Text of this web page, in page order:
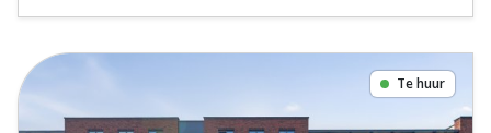
Te huur